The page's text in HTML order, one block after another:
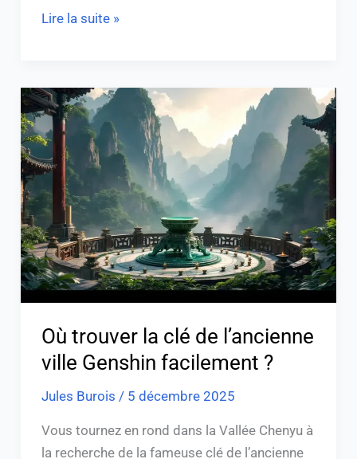
Lire la suite »
Où trouver la clé de l’ancienne
ville Genshin facilement ?
Jules Burois / 5 décembre 2025
Vous tournez en rond dans la Vallée Chenyu à
la recherche de la fameuse clé de l’ancienne
Où
trouver
la
clé
de
l’ancienne
ville
Genshin
facilement